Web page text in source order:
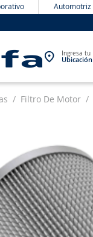
Automotriz
Ingresa tu
Ubicación
Filtro De Motor